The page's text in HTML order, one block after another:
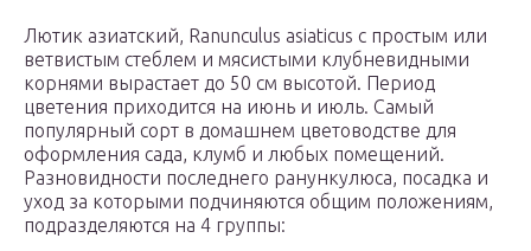
Лютик азиатский, Ranunculus asiaticus с простым или
ветвистым стеблем и мясистыми клубневидными
корнями вырастает до 50 см высотой. Период
цветения приходится на июнь и июль. Самый
популярный сорт в домашнем цветоводстве для
оформления сада, клумб и любых помещений.
Разновидности последнего ранункулюса, посадка и
уход за которыми подчиняются общим положениям,
подразделяются на 4 группы: